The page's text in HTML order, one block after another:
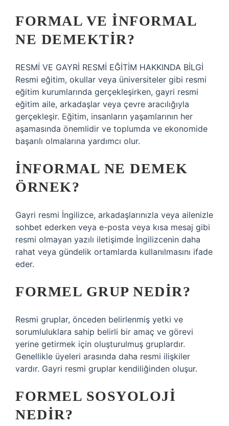
FORMAL VE INFORMAL
NE DEMEKTIR?
RESMİ VE GAYRİ RESMİ EĞİTİM HAKKINDA BİLGİ
Resmi eğitim, okullar veya üniversiteler gibi resmi
eğitim kurumlarında gerçekleşirken, gayri resmi
eğitim aile, arkadaşlar veya çevre aracılığıyla
gerçekleşir. Eğitim, insanların yaşamlarının her
aşamasında önemlidir ve toplumda ve ekonomide
başarılı olmalarına yardımcı olur.
İNFORMAL NE DEMEK
ÖRNEK?
Gayri resmi İngilizce, arkadaşlarınızla veya ailenizle
sohbet ederken veya e-posta veya kısa mesaj gibi
resmi olmayan yazılı iletişimde İngilizcenin daha
rahat veya gündelik ortamlarda kullanılmasını ifade
eder.
FORMEL GRUP NEDIR?
Resmi gruplar, önceden belirlenmiş yetki ve
sorumluluklara sahip belirli bir amaç ve görevi
yerine getirmek için oluşturulmuş gruplardır.
Genellikle üyeleri arasında daha resmi ilişkiler
vardır. Gayri resmi gruplar kendiliğinden oluşur.
FORMEL SOSYOLOJI
NEDIR?